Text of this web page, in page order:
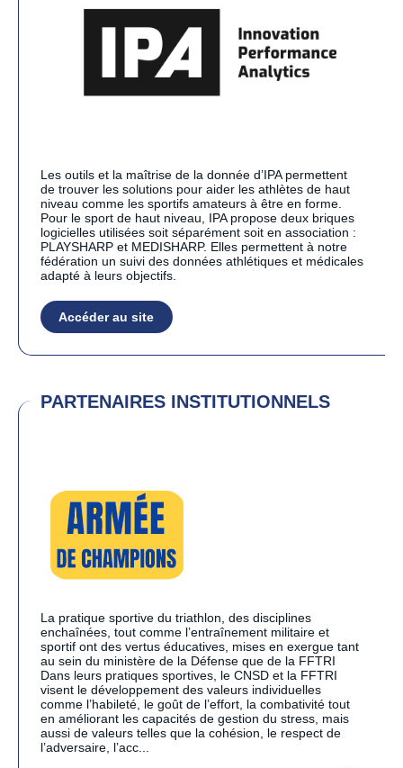
Les outils et la maîtrise de la donnée d’IPA permettent
de trouver les solutions pour aider les athlètes de haut
niveau comme les sportifs amateurs à être en forme.
Pour le sport de haut niveau, IPA propose deux briques
logicielles utilisées soit séparément soit en association :
PLAYSHARP et MEDISHARP. Elles permettent à notre
fédération un suivi des données athlétiques et médicales
adapté à leurs objectifs.
Accéder au site
PARTENAIRES INSTITUTIONNELS
La pratique sportive du triathlon, des disciplines
enchaînées, tout comme l’entraînement militaire et
sportif ont des vertus éducatives, mises en exergue tant
au sein du ministère de la Défense que de la FFTRI
Dans leurs pratiques sportives, le CNSD et la FFTRI
visent le développement des valeurs individuelles
comme l’habileté, le goût de l’effort, la combativité tout
en améliorant les capacités de gestion du stress, mais
aussi de valeurs telles que la cohésion, le respect de
l’adversaire, l’acc...